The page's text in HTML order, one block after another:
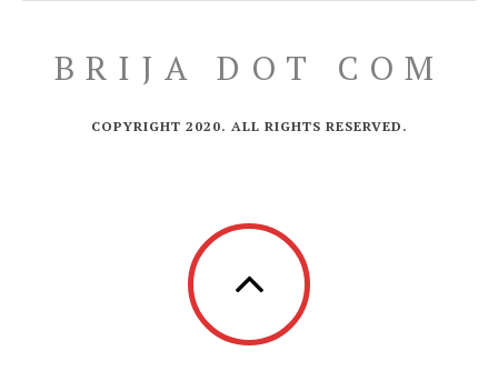
BRIJA DOT COM
COPYRIGHT 2020. ALL RIGHTS RESERVED.